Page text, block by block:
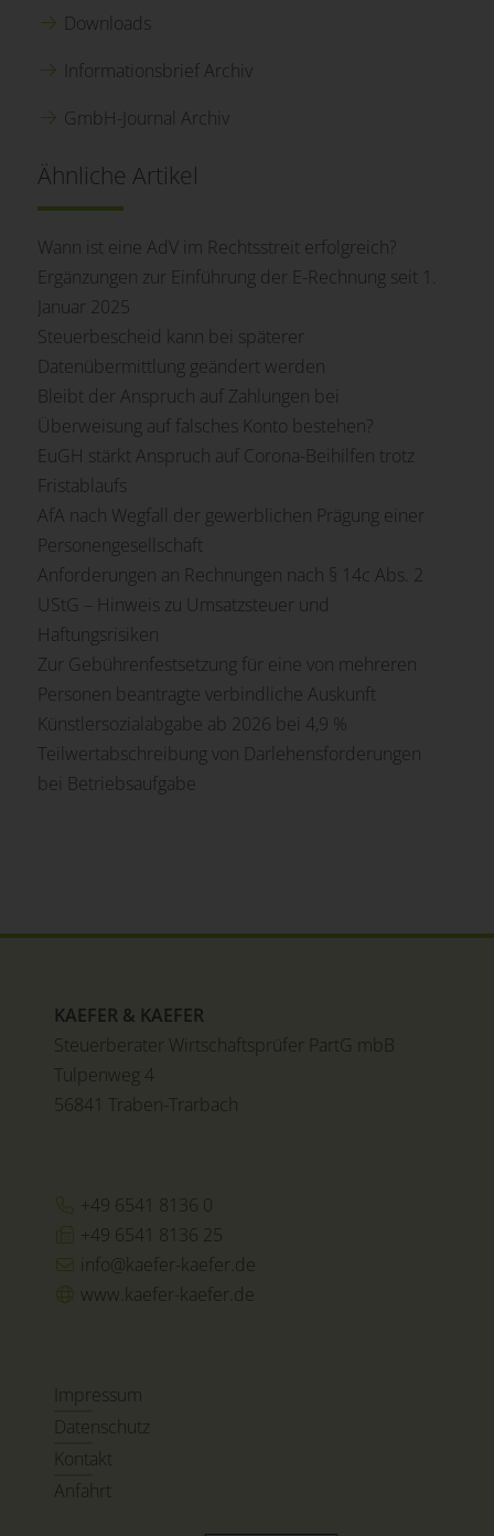
Downloads
Informationsbrief Archiv
GmbH-Journal Archiv
Ähnliche Artikel
Wann ist eine AdV im Rechtsstreit erfolgreich?
Ergänzungen zur Einführung der E-Rechnung seit 1.
Januar 2025
Steuerbescheid kann bei späterer
Datenübermittlung geändert werden
Bleibt der Anspruch auf Zahlungen bei
Überweisung auf falsches Konto bestehen?
EuGH stärkt Anspruch auf Corona-Beihilfen trotz
Fristablaufs
AfA nach Wegfall der gewerblichen Prägung einer
Personengesellschaft
Anforderungen an Rechnungen nach § 14c Abs. 2
UStG – Hinweis zu Umsatzsteuer und
Haftungsrisiken
Zur Gebührenfestsetzung für eine von mehreren
Personen beantragte verbindliche Auskunft
Künstlersozialabgabe ab 2026 bei 4,9 %
Teilwertabschreibung von Darlehensforderungen
bei Betriebsaufgabe
KAEFER & KAEFER
Steuerberater Wirtschaftsprüfer PartG mbB
Tulpenweg 4
56841 Traben-Trarbach
+49 6541 8136 0
+49 6541 8136 25
info@kaefer-kaefer.de
www.kaefer-kaefer.de
Impressum
Datenschutz
Kontakt
Anfahrt